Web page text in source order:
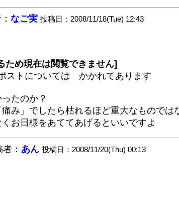
なご実 投稿日：2008/11/18(Tue) 12:43
ため現在は閲覧できません]
ストについては かかれてあります
たのか？
」でしたら枯れるほど重大なものでは
お日様をあててあげるといいですよ
： あん 投稿日：2008/11/20(Thu) 00:13